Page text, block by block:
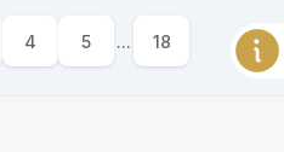
4 5 ... 18